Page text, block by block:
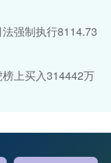
强制执行8114.73
上买入314442万